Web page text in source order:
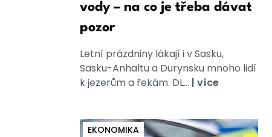
vody – na co je třeba dávat
pozor
Letní prázdniny lákají i v Sasku,
Sasku-Anhaltu a Durynsku mnoho lidí
k jezerům a řekám. DL... | více
EKONOMIKA